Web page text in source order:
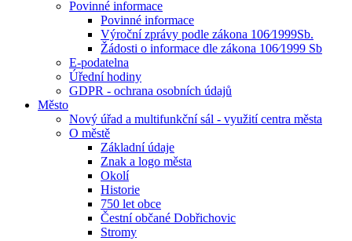
Povinné informace
Povinné informace
Výroční zprávy podle zákona 106⁄1999Sb.
Žádosti o informace dle zákona 106⁄1999 Sb
E-podatelna
Úřední hodiny
GDPR - ochrana osobních údajů
Město
Nový úřad a multifunkční sál - využití centra města
O městě
Základní údaje
Znak a logo města
Okolí
Historie
750 let obce
Čestní občané Dobřichovic
Stromy